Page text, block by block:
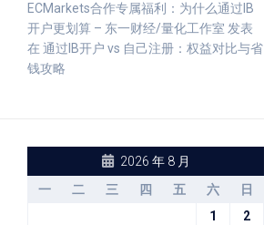
ECMarkets合作专属福利：为什么通过IB
开户更划算 – 东一财经/量化工作室 发表
在 通过IB开户 vs 自己注册：权益对比与省
钱攻略
2026 年 8 月
一
二 三 四 五 六
日
1
2